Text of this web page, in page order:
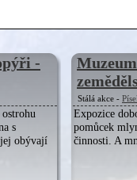
-
s
obývají
Stálá akce -
Expozice
pomůcek
činnosti. A